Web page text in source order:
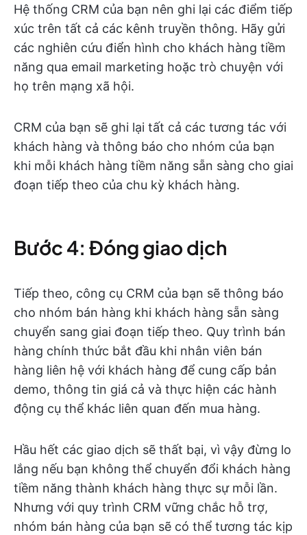
Hệ thống CRM của bạn nên ghi lại các điểm tiếp
xúc trên tất cả các kênh truyền thông. Hãy gửi
các nghiên cứu điển hình cho khách hàng tiềm
năng qua email marketing hoặc trò chuyện với
họ trên mạng xã hội.
CRM của bạn sẽ ghi lại tất cả các tương tác với
khách hàng và thông báo cho nhóm của bạn
khi mỗi khách hàng tiềm năng sẵn sàng cho giai
đoạn tiếp theo của chu kỳ khách hàng.
Bước 4: Đóng giao dịch
Tiếp theo, công cụ CRM của bạn sẽ thông báo
cho nhóm bán hàng khi khách hàng sẵn sàng
chuyển sang giai đoạn tiếp theo. Quy trình bán
hàng chính thức bắt đầu khi nhân viên bán
hàng liên hệ với khách hàng để cung cấp bản
demo, thông tin giá cả và thực hiện các hành
động cụ thể khác liên quan đến mua hàng.
Hầu hết các giao dịch sẽ thất bại, vì vậy đừng lo
lắng nếu bạn không thể chuyển đổi khách hàng
tiềm năng thành khách hàng thực sự mỗi lần.
Nhưng với quy trình CRM vững chắc hỗ trợ,
nhóm bán hàng của bạn sẽ có thể tương tác kịp